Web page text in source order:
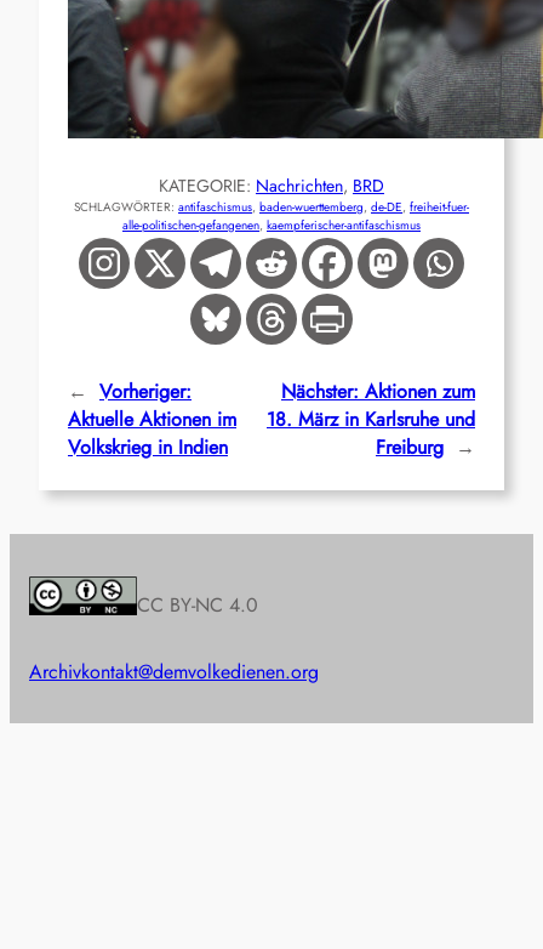
KATEGORIE: Nachrichten, BRD
SCHLAGWÖRTER: antifaschismus, baden-wuerttemberg, de-DE, freiheit-fuer-
alle-politischen-gefangenen, kaempferischer-antifaschismus
← Vorheriger:
Aktuelle Aktionen im
Volkskrieg in Indien
Nächster: Aktionen zum
18. März in Karlsruhe und
Freiburg →
CC BY-NC 4.0
Archivkontakt@demvolkedienen.org